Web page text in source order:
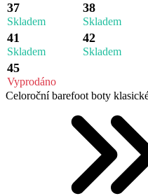
37
Skladem
38
Skladem
41
Skladem
42
Skladem
45
Vyprodáno
Celoroční barefoot boty